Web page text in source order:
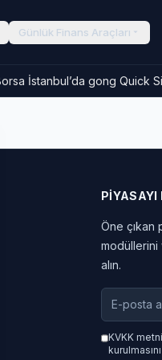
Günlük Finans Araçları
İstanbul’da gong Quick
PIYASAYI
Öne çıkan
modüllerini
alın.
KVKK